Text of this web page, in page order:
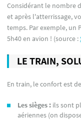
Considérant le nombre
et après l'atterrissage,
temps. Par exemple, un
5h40 en avion ! (source :
LE TRAIN,
En train, le confort est
Les sièges : ils sont
aériennes (on